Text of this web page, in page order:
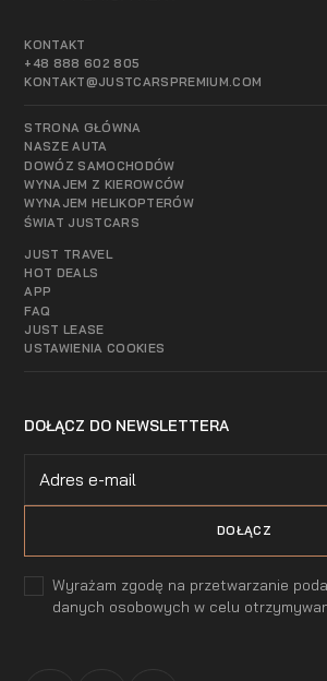
KONTAKT
+48 888 602 805
KONTAKT@JUSTCARSPREMIUM.COM
STRONA GŁÓWNA
NASZE AUTA
DOWÓZ SAMOCHODÓW
WYNAJEM Z KIEROWCÓW
WYNAJEM HELIKOPTERÓW
ŚWIAT JUSTCARS
JUST TRAVEL
HOT DEALS
APP
FAQ
JUST LEASE
USTAWIENIA COOKIES
DOŁĄCZ DO NEWSLETTERA
Wyrażam zgodę na przetwarzanie
danych osobowych w celu